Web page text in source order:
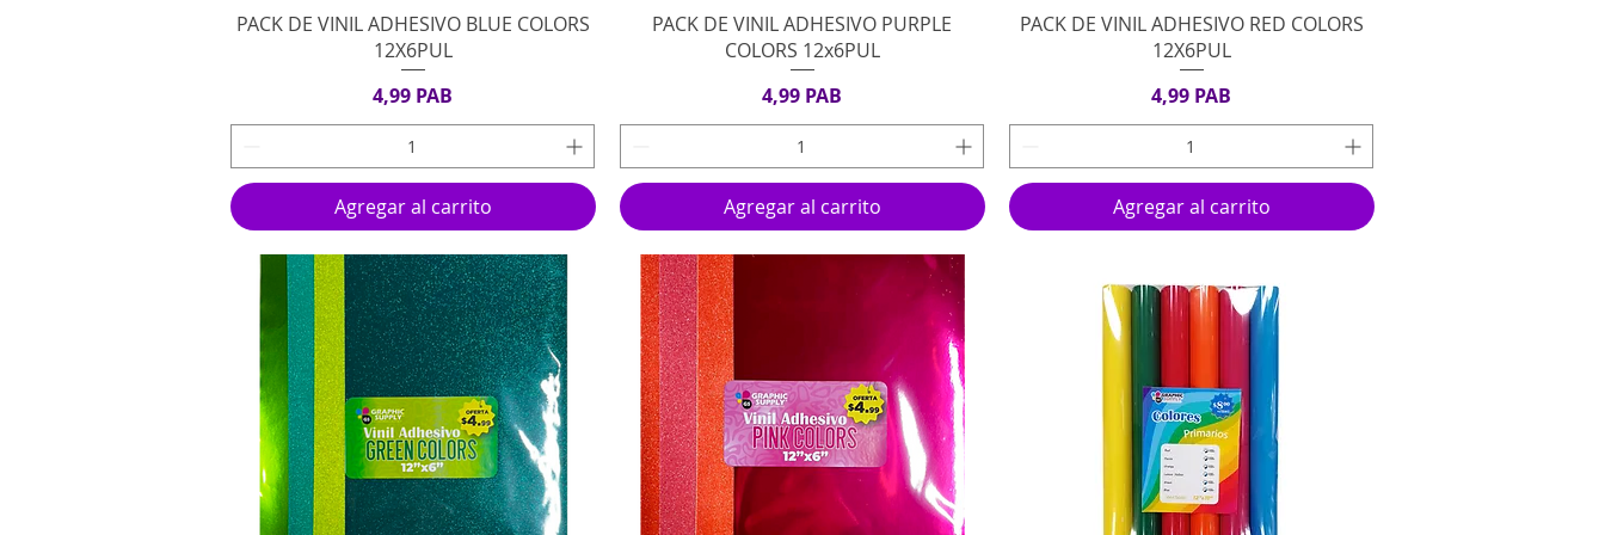
Vista rápida
PACK DE VINIL ADHESIVO BLUE COLORS
12X6PUL
Precio
4,99 PAB
Agregar al carrito
Vista rápida
PACK DE VINIL ADHESIVO PURPLE
COLORS 12x6PUL
Precio
4,99 PAB
Agregar al carrito
Vista rápida
PACK DE VINIL ADHESIVO RED COLORS
12X6PUL
Precio
4,99 PAB
Agregar al carrito